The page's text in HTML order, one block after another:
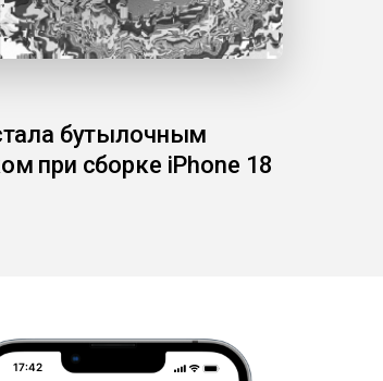
бутылочным
при сборке iPhone 18
17:42